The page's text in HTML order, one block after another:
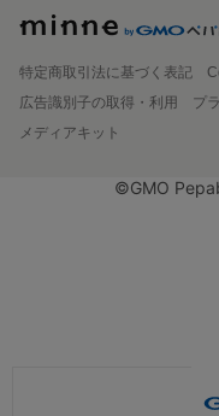
特定商取引法に基づく表記
広告識別子の取得・利用
プ
メディアキット
©GMO